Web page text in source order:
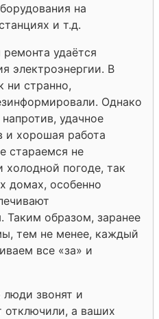
на
и т.д.
удаётся
электроэнергии. В
ни странно,
Однако
удачное
и хорошая работа
стараемся не
холодной погоде, так
домах, особенно
Таким образом, заранее
тем не менее, каждый
все «за» и
люди звонят и
отключили, а ваших